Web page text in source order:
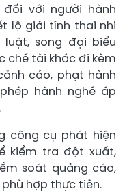
với người hành
lộ giới tính thai nhi
song đại biểu
chế tài khác đi kèm
cáo, phạt hành
hành nghề áp
công cụ phát hiện
kiểm tra đột xuất,
soát quảng cáo,
hợp thực tiễn.